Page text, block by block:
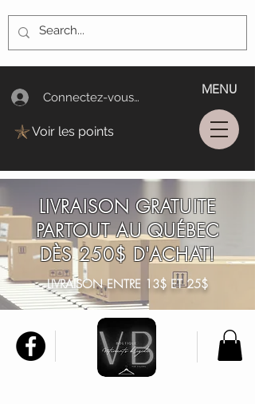
Connectez-vous/Log In
MENU
Voir les points
LIVRAISON GRATUITE
PARTOUT AU QUÉBEC
DÈS 250$ D'ACHAT!
LIVRAISON ENTRE 13$ ET 25$